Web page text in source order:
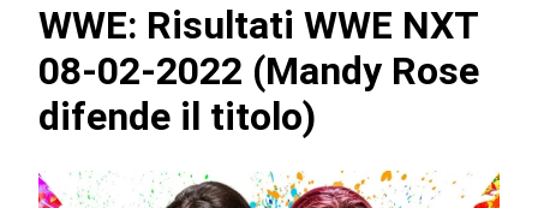
WWE: Risultati WWE NXT
08-02-2022 (Mandy Rose
difende il titolo)